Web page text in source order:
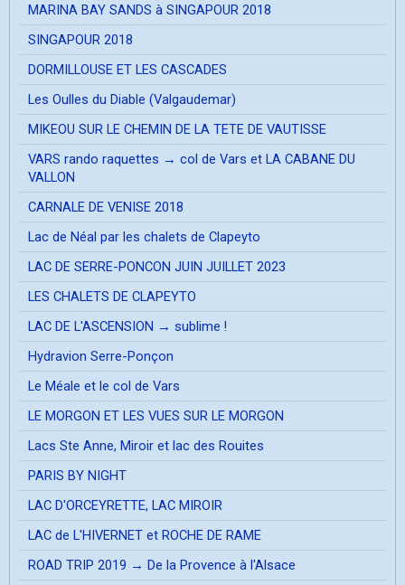
MARINA BAY SANDS à SINGAPOUR 2018
SINGAPOUR 2018
DORMILLOUSE ET LES CASCADES
Les Oulles du Diable (Valgaudemar)
MIKEOU SUR LE CHEMIN DE LA TETE DE VAUTISSE
VARS rando raquettes → col de Vars et LA CABANE DU
VALLON
CARNALE DE VENISE 2018
Lac de Néal par les chalets de Clapeyto
LAC DE SERRE-PONCON JUIN JUILLET 2023
LES CHALETS DE CLAPEYTO
LAC DE L'ASCENSION → sublime !
Hydravion Serre-Ponçon
Le Méale et le col de Vars
LE MORGON ET LES VUES SUR LE MORGON
Lacs Ste Anne, Miroir et lac des Rouites
PARIS BY NIGHT
LAC D'ORCEYRETTE, LAC MIROIR
LAC de L'HIVERNET et ROCHE DE RAME
ROAD TRIP 2019 → De la Provence à l'Alsace